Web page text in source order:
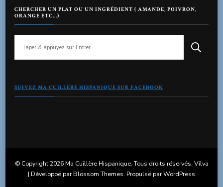
CHERCHER UN PLAT OU UN INGRÉDIENT ( AMANDE, POIVRON,
ORANGE ETC…)
recherchiez
?
SUIVEZ MA CUILLÈRE HISPANIQUE SUR FACEBOOK
© Copyright 2026Ma Cuillère Hispanique. Tous droits réservés. Vilva
| Développé parBlossom Themes. Propulsé parWordPress